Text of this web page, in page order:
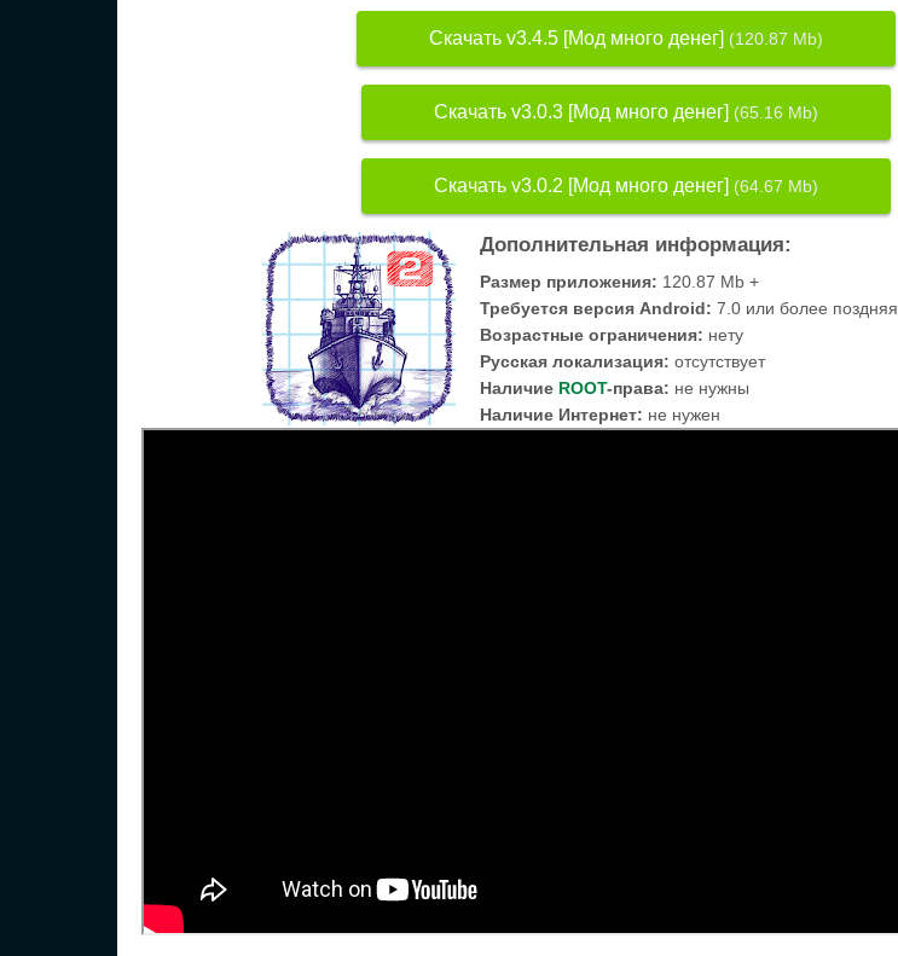
Скачать v3.4.5 [Мод много денег] (120.87 Mb)
Скачать v3.0.3 [Мод много денег] (65.16 Mb)
Скачать v3.0.2 [Мод много денег] (64.67 Mb)
Дополнительная информация:
Размер приложения: 120.87 Mb +
Требуется версия Android: 7.0 или более поздняя
Возрастные ограничения: нету
Русская локализация: отсутствует
Наличие ROOT-права: не нужны
Наличие Интернет: не нужен